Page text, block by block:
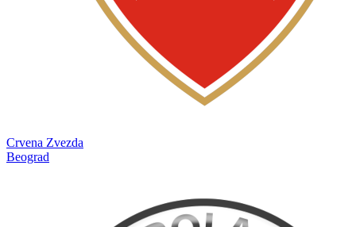
Crvena Zvezda
Beograd